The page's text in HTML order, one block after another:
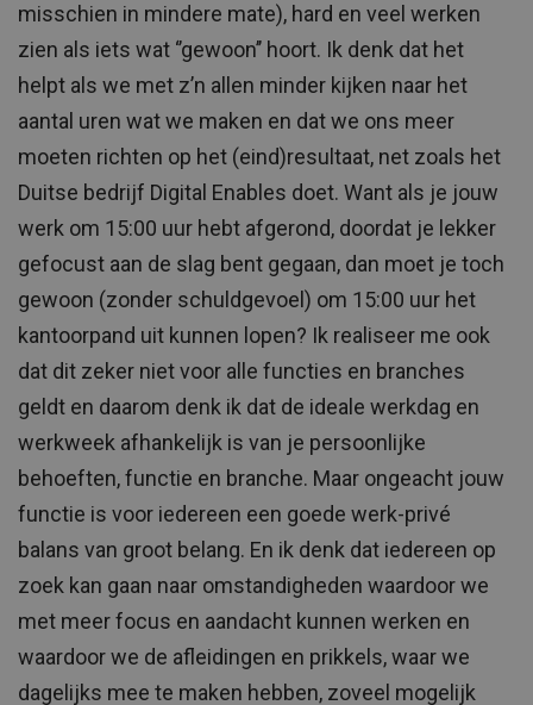
misschien in mindere mate), hard en veel werken
zien als iets wat ‘’gewoon’’ hoort. Ik denk dat het
helpt als we met z’n allen minder kijken naar het
aantal uren wat we maken en dat we ons meer
moeten richten op het (eind)resultaat, net zoals het
Duitse bedrijf Digital Enables doet. Want als je jouw
werk om 15:00 uur hebt afgerond, doordat je lekker
gefocust aan de slag bent gegaan, dan moet je toch
gewoon (zonder schuldgevoel) om 15:00 uur het
kantoorpand uit kunnen lopen? Ik realiseer me ook
dat dit zeker niet voor alle functies en branches
geldt en daarom denk ik dat de ideale werkdag en
werkweek afhankelijk is van je persoonlijke
behoeften, functie en branche. Maar ongeacht jouw
functie is voor iedereen een goede werk-privé
balans van groot belang. En ik denk dat iedereen op
zoek kan gaan naar omstandigheden waardoor we
met meer focus en aandacht kunnen werken en
waardoor we de afleidingen en prikkels, waar we
dagelijks mee te maken hebben, zoveel mogelijk